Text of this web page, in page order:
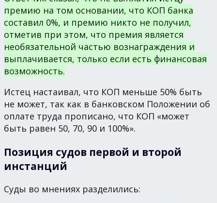
премию на том основании, что КОП банка
составил 0%, и премию никто не получил,
отметив при этом, что премия является
необязательной частью вознаграждения и
выплачивается, только если есть финансовая
возможность.
Истец настаивал, что КОП меньше 50% быть
не может, так как в банковском Положении об
оплате труда прописано, что КОП «может
быть равен 50, 70, 90 и 100%».
Позиция судов первой и второй
инстанций
Суды во мнениях разделились: